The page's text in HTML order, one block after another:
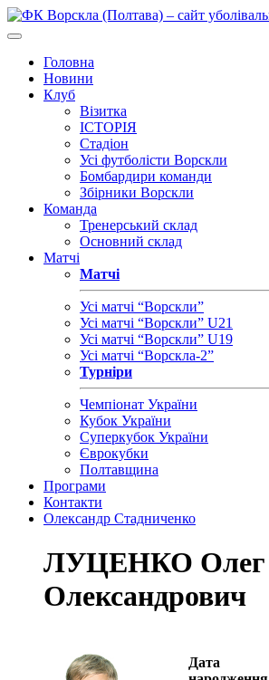
Головна
Новини
Клуб
Візитка
ІСТОРІЯ
Стадіон
Усі футболісти Ворскли
Бомбардири команди
Збірники Ворскли
Команда
Тренерський склад
Основний склад
Матчі
Матчі
Усі матчі “Ворскли”
Усі матчі “Ворскли” U21
Усі матчі “Ворскли” U19
Усі матчі “Ворскла-2”
Турніри
Чемпіонат України
Кубок України
Суперкубок України
Єврокубки
Полтавщина
Програми
Контакти
Олександр Стадниченко
ЛУЦЕНКО Олег
Олександрович
Дата